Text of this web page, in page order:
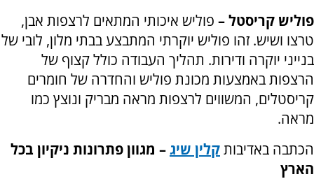
פוליש קריסטל – פוליש איכותי המתאים לרצפות אבן,
טרצו ושיש. זהו פוליש יוקרתי המתבצע בבתי מלון, לובי של
בנייני יוקרה ודירות. תהליך העבודה כולל קצוף של
הרצפות באמצעות מכונת פוליש והחדרה של חומרים
קריסטלים, המשווים לרצפות מראה מבריק ונוצץ כמו
מראה.
הכתבה באדיבותקלין שיג– מגוון פתרונות ניקיון בכל
הארץ